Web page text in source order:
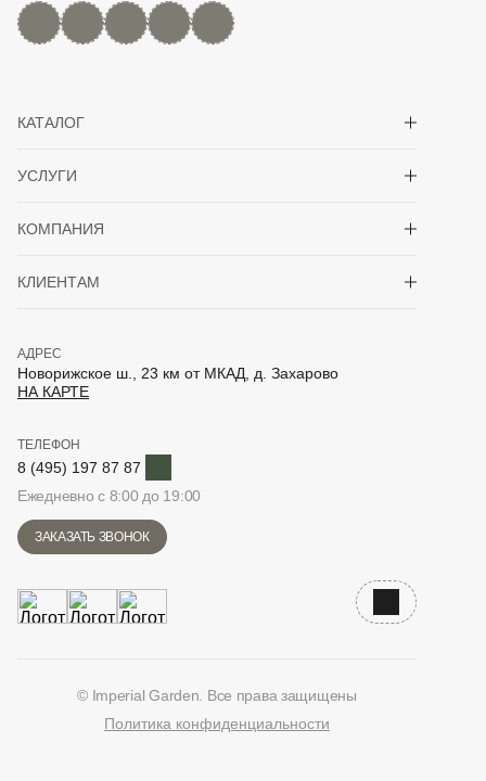
MAX Дзен YouTuberutubeTelegram
КАТАЛОГ
УСЛУГИ
КОМПАНИЯ
КЛИЕНТАМ
АДРЕС
Новорижское ш., 23 км от МКАД, д. Захарово
НА КАРТЕ
ТЕЛЕФОН
8 (495) 197 87 87
Ежедневно с 8:00 до 19:00
ЗАКАЗАТЬ ЗВОНОК
Наверх
© Imperial Garden. Все права защищены
Политика конфиденциальности